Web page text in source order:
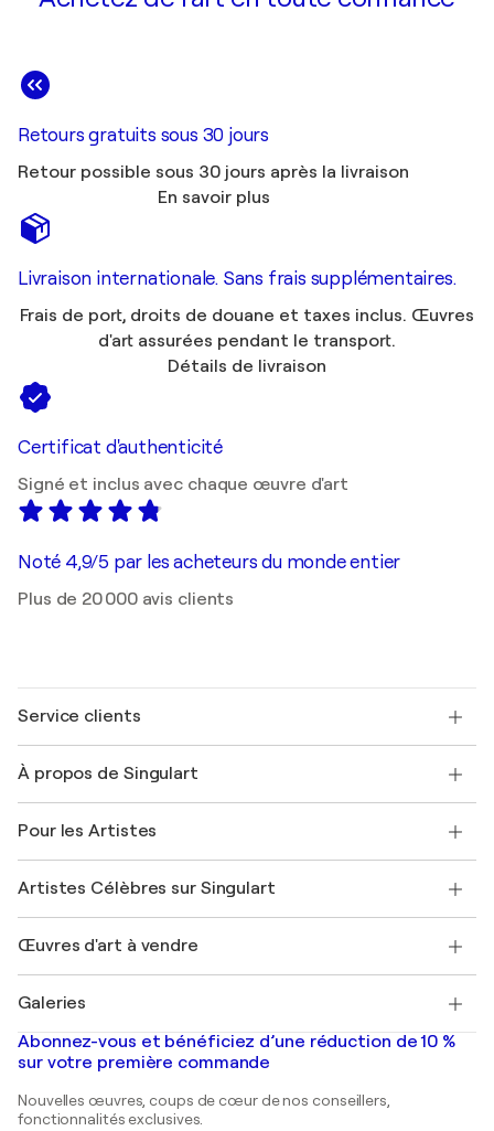
Retours gratuits sous 30 jours
Retour possible sous 30 jours après la livraison
En savoir plus
Livraison internationale. Sans frais supplémentaires.
Frais de port, droits de douane et taxes inclus. Œuvres
d'art assurées pendant le transport.
Détails de livraison
Certificat d'authenticité
Signé et inclus avec chaque œuvre d'art
Noté 4,9/5 par les acheteurs du monde entier
Plus de 20 000 avis clients
Service clients
Expédition
Offrir une carte cadeau
Rejoignez notre programme commercial
Mon compte
+33 1 76 44 06 42
À propos de Singulart
FAQ
Magazine Singulart
Emplois
Découvrez une sélection d'art original
Pour les Artistes
Se connecter en tant qu'Artiste
Artistes Célèbres sur Singulart
Marc Chagall
Banksy
Mr. Brainwash
Shepard Fairey
Œuvres d'art à vendre
Tableaux abstraits à vendre
Peintures de paysage
Estampes
Peintures acryliques
Galeries
Galeries d'art en France
Galeries d'art en Belgique
Abonnez-vous et bénéficiez d’une réduction de 10 %
sur votre première commande
Nouvelles œuvres, coups de cœur de nos conseillers,
fonctionnalités exclusives.